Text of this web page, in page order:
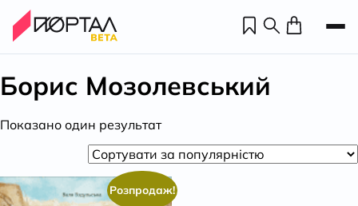
Борис Мозолевський
Показано один результат
Розпродаж!